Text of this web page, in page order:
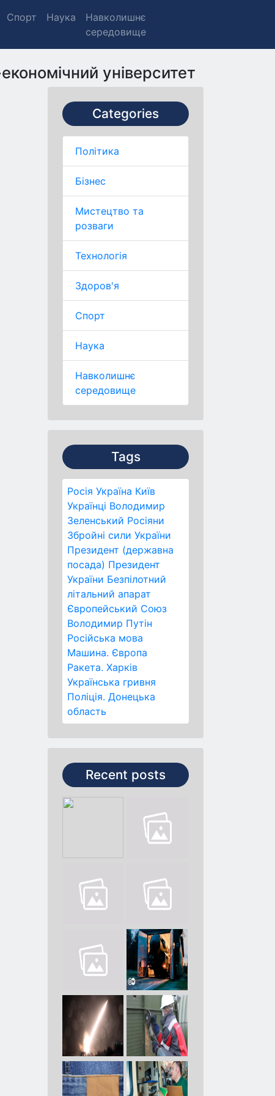
Спорт Наука
Навколишнє
середовище
університет
Categories
Політика
Бізнес
Мистецтво та
розваги
Технологія
Здоров'я
Спорт
Наука
Навколишнє
середовище
Tags
Росія Україна Київ
Українці Володимир
Зеленський Росіяни
Збройні сили України
Президент (державна
посада) Президент
України Безпілотний
літальний апарат
Європейський Союз
Володимир Путін
Російська мова
Машина. Європа
Ракета. Харків
Українська гривня
Поліція. Донецька
область
Recent posts